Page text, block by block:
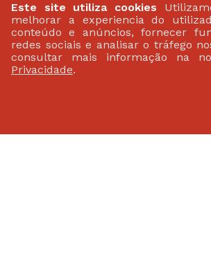
PATROCINADORES
Este site utiliza cookies
melhorar a experiencia do
conteúdo e anúncios, fornecer
redes sociais e analisar o tráfego
consultar mais informação na
Privacidade.